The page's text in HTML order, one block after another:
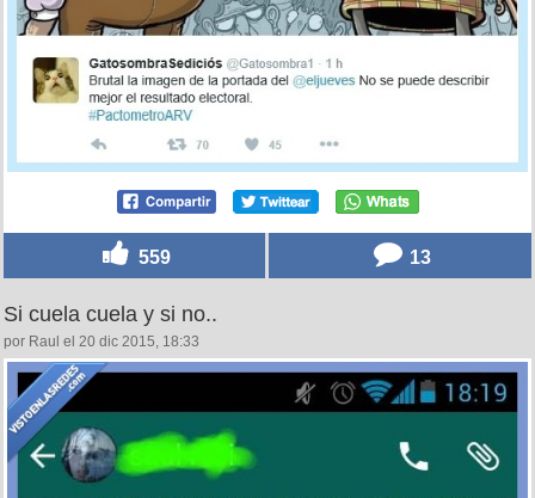
559 13
Si cuela cuela y si no..
por Raul el 20 dic 2015, 18:33